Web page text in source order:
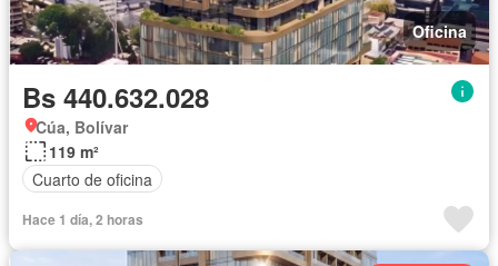
Oficina
Bs 440.632.028
Cúa, Bolívar
119 m²
Cuarto de oficina
Hace 1 día, 2 horas